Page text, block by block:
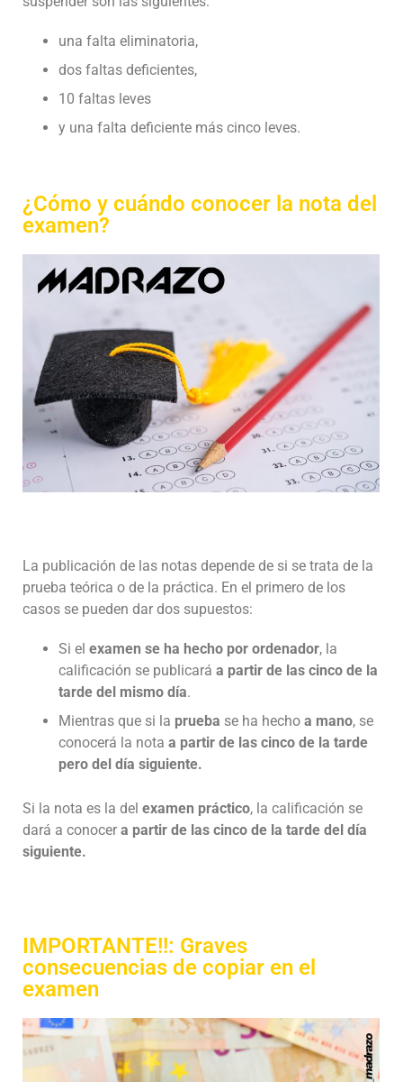
una falta eliminatoria,
dos faltas deficientes,
10 faltas leves
y una falta deficiente más cinco leves.
¿Cómo y cuándo conocer la nota del
examen?
La publicación de las notas depende de si se trata de la
prueba teórica o de la práctica. En el primero de los
casos se pueden dar dos supuestos:
Si el examen se ha hecho por ordenador, la
calificación se publicará a partir de las cinco de la
tarde del mismo día.
Mientras que si la prueba se ha hecho a mano, se
conocerá la nota a partir de las cinco de la tarde
pero del día siguiente.
Si la nota es la del examen práctico, la calificación se
dará a conocer a partir de las cinco de la tarde del día
siguiente.
IMPORTANTE!!: Graves
consecuencias de copiar en el
examen